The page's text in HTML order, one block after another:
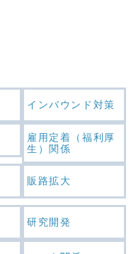
インバウンド対策
雇用定着（福利厚
生）関係
販路拡大
研究開発